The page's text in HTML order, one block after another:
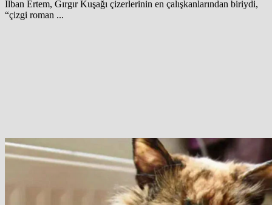
İlban Ertem, Gırgır Kuşağı çizerlerinin en çalışkanlarından biriydi,
“çizgi roman ...